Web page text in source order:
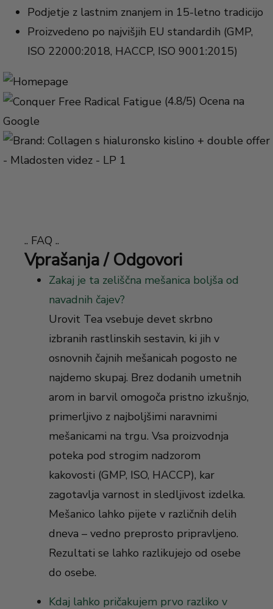
Podjetje z lastnim znanjem in 15-letno tradicijo
Proizvedeno po najvišjih EU standardih (GMP,
ISO 22000:2018, HACCP, ISO 9001:2015)
(4.8/5) Ocena na
Google
.. FAQ ..
Vprašanja / Odgovori
Zakaj je ta zeliščna mešanica boljša od
navadnih čajev?
Urovit Tea vsebuje devet skrbno
izbranih rastlinskih sestavin, ki jih v
osnovnih čajnih mešanicah pogosto ne
najdemo skupaj. Brez dodanih umetnih
arom in barvil omogoča pristno izkušnjo,
primerljivo z najboljšimi naravnimi
mešanicami na trgu. Vsa proizvodnja
poteka pod strogim nadzorom
kakovosti (GMP, ISO, HACCP), kar
zagotavlja varnost in sledljivost izdelka.
Mešanico lahko pijete v različnih delih
dneva – vedno preprosto pripravljeno.
Rezultati se lahko razlikujejo od osebe
do osebe.
Kdaj lahko pričakujem prvo razliko v